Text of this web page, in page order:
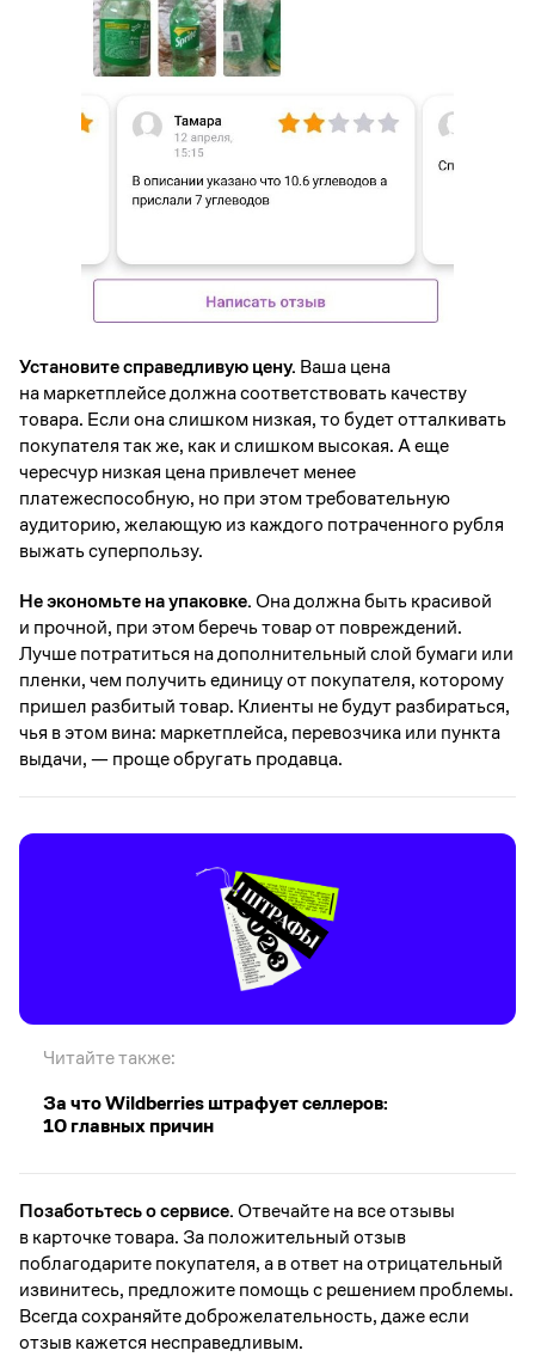
Установите справедливую цену. Ваша цена
на маркетплейсе должна соответствовать качеству
товара. Если она слишком низкая, то будет отталкивать
покупателя так же, как и слишком высокая. А еще
чересчур низкая цена привлечет менее
платежеспособную, но при этом требовательную
аудиторию, желающую из каждого потраченного рубля
выжать суперпользу.
Не экономьте на упаковке.Она должна быть красивой
и прочной, при этом беречь товар от повреждений.
Лучше потратиться на дополнительный слой бумаги или
пленки, чем получить единицу от покупателя, которому
пришел разбитый товар. Клиенты не будут разбираться,
чья в этом вина: маркетплейса, перевозчика или пункта
выдачи, — проще обругать продавца.
Читайте также:
За что Wildberries штрафует селлеров:
10 главных причин
Позаботьтесь о сервисе.Отвечайте на все отзывы
в карточке товара. За положительный отзыв
поблагодарите покупателя, а в ответ на отрицательный
извинитесь, предложите помощь с решением проблемы.
Всегда сохраняйте доброжелательность, даже если
отзыв кажется несправедливым.